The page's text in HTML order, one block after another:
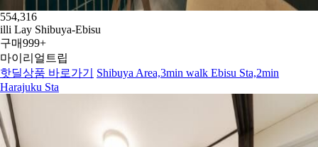
554,316
illi Lay Shibuya-Ebisu
구매999+
마이리얼트립
핫딜상품 바로가기
Shibuya Area,3min walk Ebisu Sta,2min
Harajuku Sta